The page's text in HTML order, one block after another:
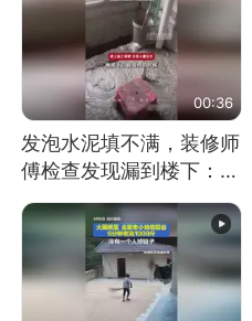
00:36
发泡水泥填不满，装修师
傅检查发现漏到楼下：出
风口未延伸到外墙